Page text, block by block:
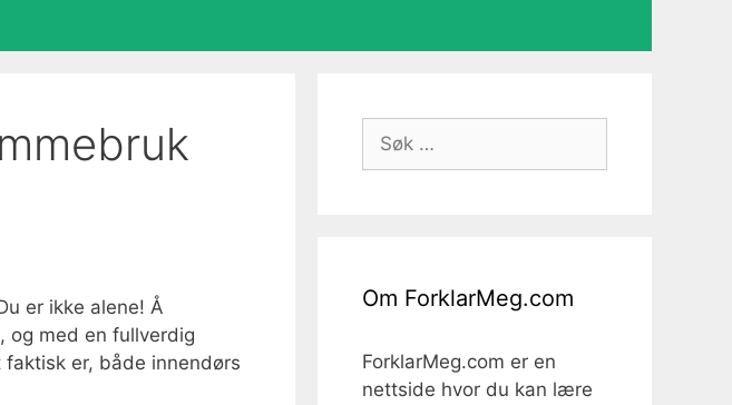
er ikke alene! Å
med en fullverdig
er, både innendørs
Søk
etter:
Om ForklarMeg.com
ForklarMeg.com er en
nettside hvor du kan lære